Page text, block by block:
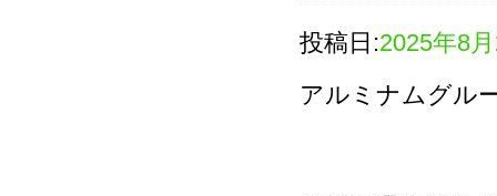
投稿日:2025年8
アルミナムグル